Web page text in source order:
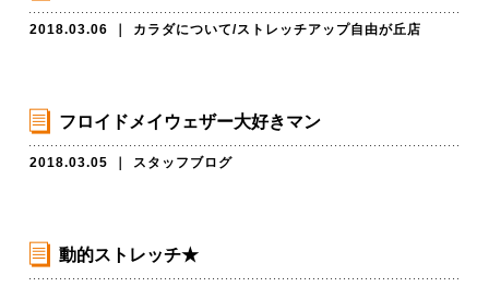
2018.03.06 カラダについて/ストレッチアップ自由が丘店
フロイドメイウェザー大好きマン
2018.03.05 スタッフブログ
動的ストレッチ★